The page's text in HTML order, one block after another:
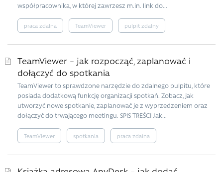
współpracownika, w której zawrzesz m.in. link do...
praca zdalna TeamViewer pulpit zdalny
TeamViewer – jak rozpocząć, zaplanować i
dołączyć do spotkania
TeamViewer to sprawdzone narzędzie do zdalnego pulpitu, które
posiada dodatkową funkcję organizacji spotkań. Zobacz, jak
utworzyć nowe spotkanie, zaplanować je z wyprzedzeniem oraz
dołączyć do trwającego meetingu. SPIS TREŚCI Jak...
TeamViewer spotkania praca zdalna